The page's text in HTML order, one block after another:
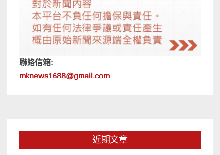
聯絡信箱:
mknews1688@gmail.com
近期文章